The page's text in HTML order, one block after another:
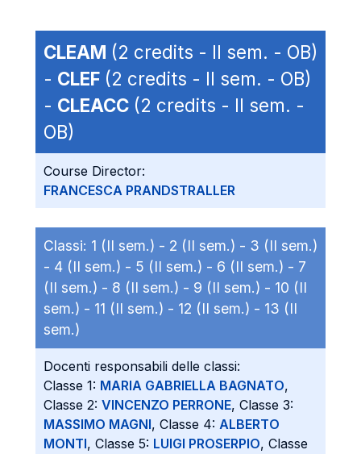
CLEAM (2 credits - II sem. - OB)
- CLEF (2 credits - II sem. - OB)
- CLEACC (2 credits - II sem. -
OB)
Course Director:
FRANCESCA PRANDSTRALLER
Classi: 1 (II sem.) - 2 (II sem.) - 3 (II sem.)
- 4 (II sem.) - 5 (II sem.) - 6 (II sem.) - 7
(II sem.) - 8 (II sem.) - 9 (II sem.) - 10 (II
sem.) - 11 (II sem.) - 12 (II sem.) - 13 (II
sem.)
Docenti responsabili delle classi:
Classe 1: MARIA GABRIELLA BAGNATO,
Classe 2: VINCENZO PERRONE, Classe 3:
MASSIMO MAGNI, Classe 4: ALBERTO
MONTI, Classe 5: LUIGI PROSERPIO, Classe